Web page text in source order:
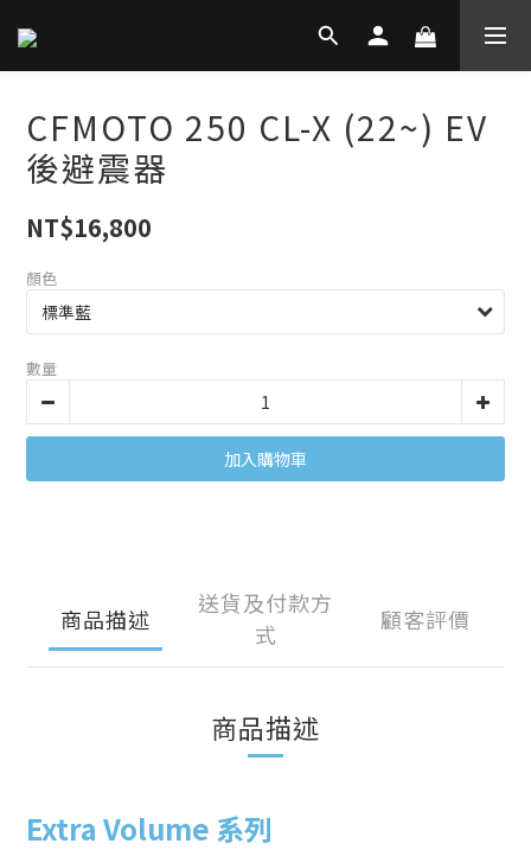
CFMOTO 250 CL-X (22~) EV
後避震器
NT$16,800
顏色
數量
加入購物車
商品描述
送貨及付款方
式
顧客評價
商品描述
Extra Volume 系列